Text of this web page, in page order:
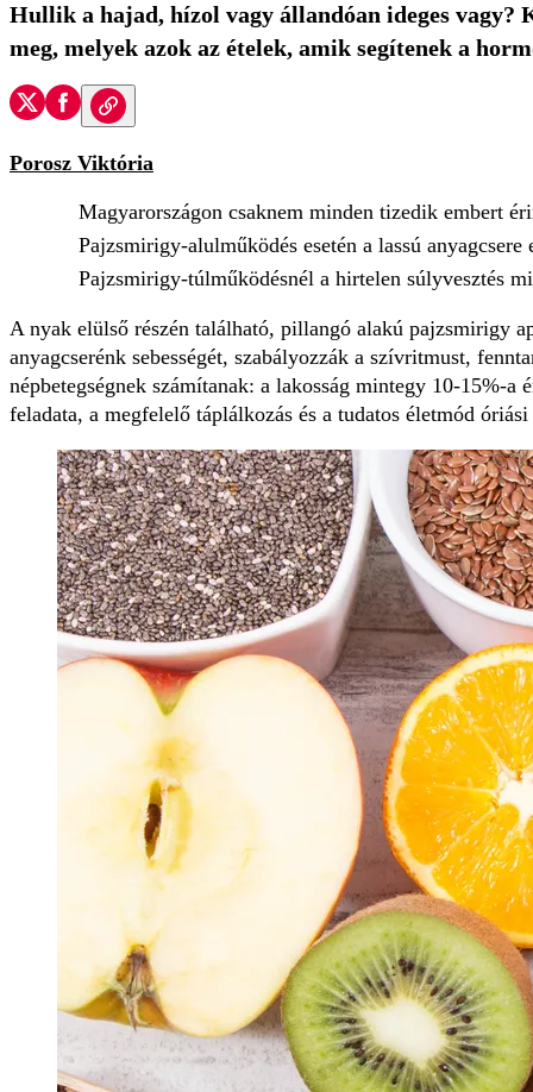
Hullik a hajad, hízol vagy állandóan ideges vagy?
meg, melyek azok az ételek, amik segítenek a
Porosz Viktória
Magyarországon csaknem minden tizedik embert
Pajzsmirigy-alulműködés esetén a lassú
Pajzsmirigy-túlműködésnél a hirtelen súlyvesztés
A nyak elülső részén található, pillangó alakú pajzsmirigy
anyagcserénk sebességét, szabályozzák a szívritmust,
népbetegségnek számítanak: a lakosság mintegy 10-15%-
feladata, a megfelelő táplálkozás és a tudatos életmód